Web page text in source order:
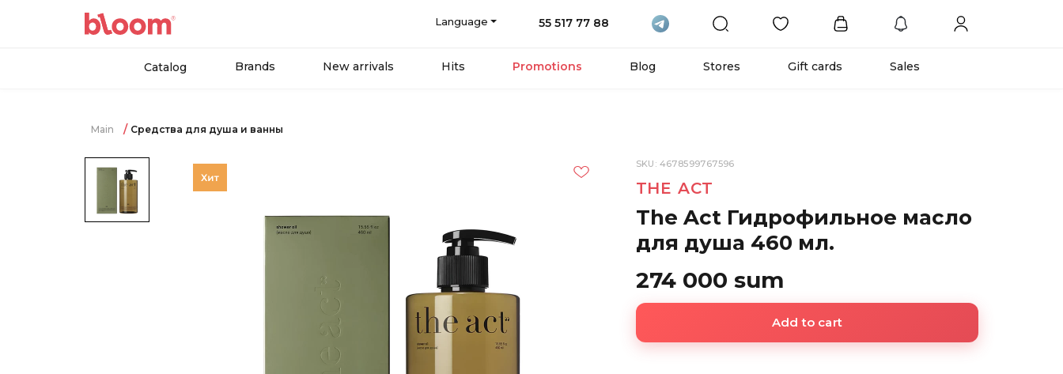
Language 55 517 77 88
Catalog Brands New arrivals Hits Promotions Blog Stores Gift cards Sales
Main Средства для душа и ванны
SKU: 4678599767596
THE ACT
The Act Гидрофильное масло
для душа 460 мл.
274 000 sum
Add to cart